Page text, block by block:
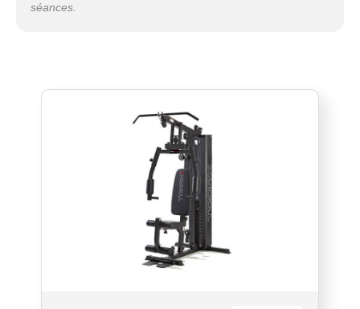
séances.